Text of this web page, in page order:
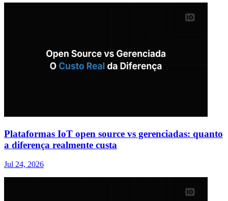
Plataformas IoT open source vs gerenciadas: quanto
a diferença realmente custa
Jul 24, 2026